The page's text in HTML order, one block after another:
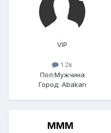
VIP
1.2k
Пол:Мужчина
Город: Abakan
MMM